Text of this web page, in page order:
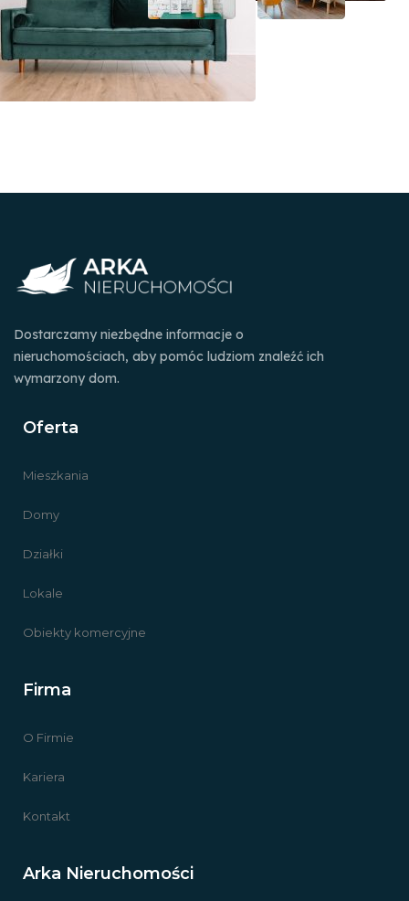
Dostarczamy niezbędne informacje o
nieruchomościach, aby pomóc ludziom znaleźć ich
wymarzony dom.
Oferta
Mieszkania
Domy
Działki
Lokale
Obiekty komercyjne
Firma
O Firmie
Kariera
Kontakt
Arka Nieruchomości